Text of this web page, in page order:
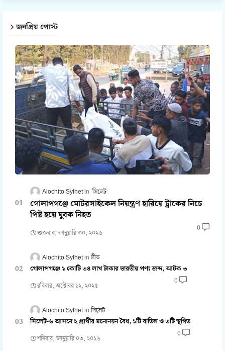
জনপ্রিয় পোস্ট
Alochito Sylhet সিলেট
গোলাপগঞ্জে মোটরসাইকেল নিয়ন্ত্রণ হারিয়ে ট্রাকের নিচে
পিষ্ট হয়ে যুবক নিহত
শুক্রবার, জানুয়ারি ৩০, ২০২৬
0
Alochito Sylhet লীড
গোলাপগঞ্জে ১ কোটি ৩৪ লাখ টাকার ভারতীয় পণ্য জব্দ, আটক ৩
রবিবার, অক্টোবর ১২, ২০২৫
0
Alochito Sylhet সিলেট
সিলেট-৬ আসনে ২ প্রার্থীর মনোনয়ন বৈধ, ১টি বাতিল ও ৩টি স্থগিত
শনিবার, জানুয়ারি ০৩, ২০২৬
0